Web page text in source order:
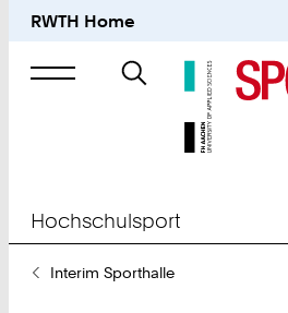
RWTH Home
Suche
nach
Hochschulsport
SieInterim Sporthalle